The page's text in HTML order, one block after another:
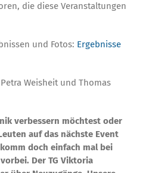
die diese Veranstaltungen
und Fotos: Ergebnisse
Weisheit und Thomas
verbessern möchtest oder
auf das nächste Event
doch einfach mal bei
Der TG Viktoria